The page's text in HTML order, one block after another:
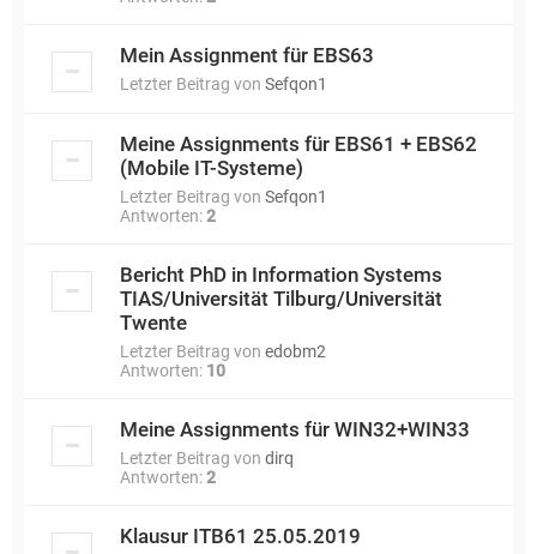
Mein Assignment für EBS63
Letzter Beitrag von Sefqon1
Meine Assignments für EBS61 + EBS62
(Mobile IT-Systeme)
Letzter Beitrag von Sefqon1
Antworten:2
Bericht PhD in Information Systems
TIAS/Universität Tilburg/Universität
Twente
Letzter Beitrag von edobm2
Antworten: 10
Meine Assignments für WIN32+WIN33
Letzter Beitrag von dirq
Antworten:2
Klausur ITB61 25.05.2019